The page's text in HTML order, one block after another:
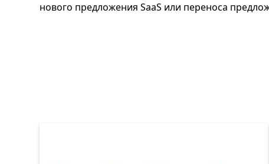
нового предложения SaaS или переноса